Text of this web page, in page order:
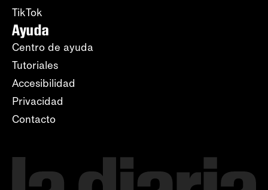
TikTok
Ayuda
Centro de ayuda
Tutoriales
Accesibilidad
Privacidad
Contacto